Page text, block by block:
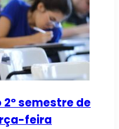
semestre de
feira